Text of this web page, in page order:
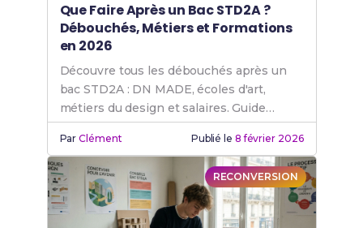
Que Faire Après un Bac STD2A ?
Débouchés, Métiers et Formations
en 2026
Découvre tous les débouchés après un
bac STD2A : DN MADE, écoles d'art,
métiers du design et salaires. Guide
complet des formations et carrières
possibles.
ParClément Publié le 8 février 2026
RECONVERSION